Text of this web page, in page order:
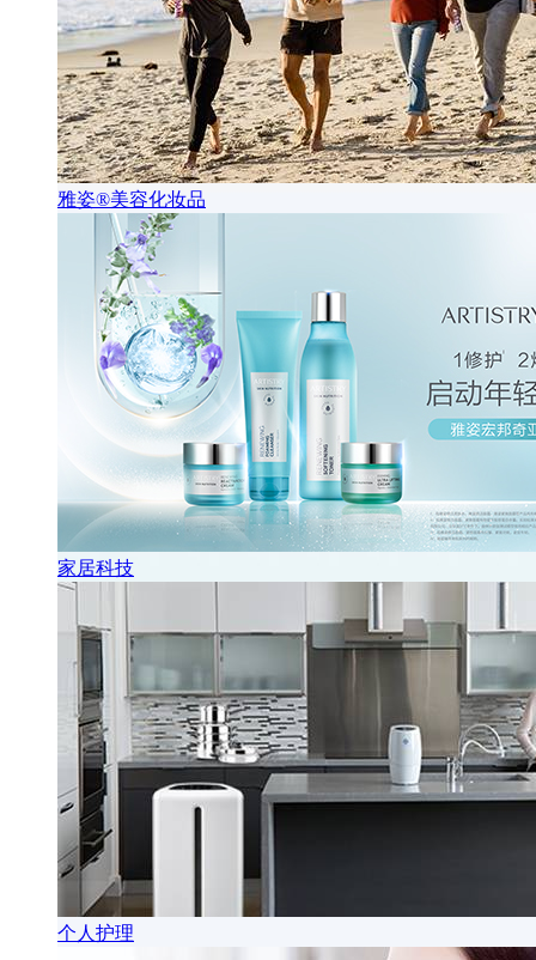
雅姿®美容化妆品
家居科技
个人护理